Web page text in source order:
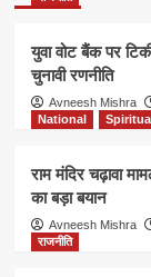
युवा वोट बैंक पर
चुनावी रणनीति
Avneesh Mishra
National
राम मंदिर चढ़ावा
का बड़ा बयान
Avneesh Mishra
राजनीति